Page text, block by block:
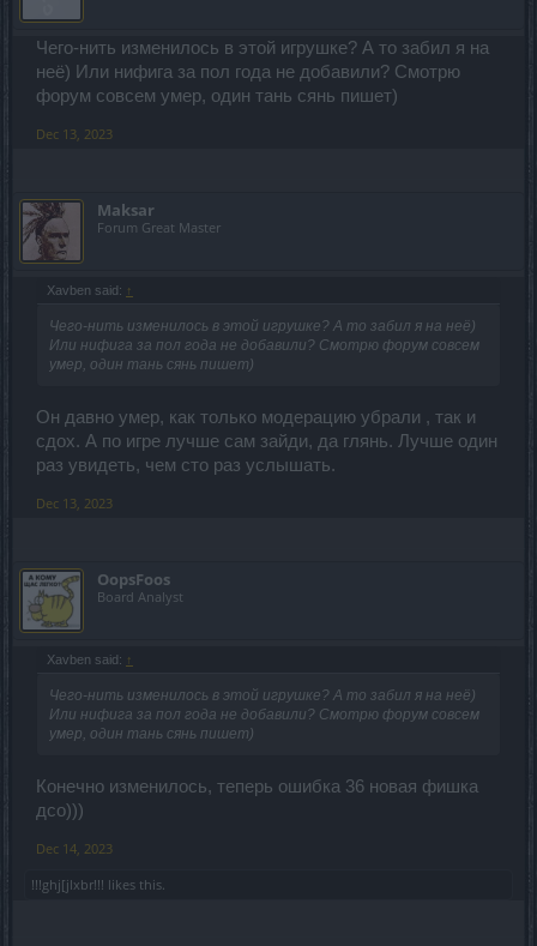
Чего-нить изменилось в этой игрушке? А то забил я на
неё) Или нифига за пол года не добавили? Смотрю
форум совсем умер, один тань сянь пишет)
Dec 13, 2023
Maksar
Forum Great Master
Xavben said: ↑
Чего-нить изменилось в этой игрушке? А то забил я на неё)
Или нифига за пол года не добавили? Смотрю форум совсем
умер, один тань сянь пишет)
Он давно умер, как только модерацию убрали , так и
сдох. А по игре лучше сам зайди, да глянь. Лучше один
раз увидеть, чем сто раз услышать.
Dec 13, 2023
OopsFoos
Board Analyst
Xavben said: ↑
Чего-нить изменилось в этой игрушке? А то забил я на неё)
Или нифига за пол года не добавили? Смотрю форум совсем
умер, один тань сянь пишет)
Конечно изменилось, теперь ошибка 36 новая фишка
дсо)))
Dec 14, 2023
!!!ghj[jlxbr!!! likes this.